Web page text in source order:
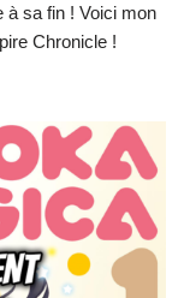
à sa fin ! Voici mon
Chronicle !